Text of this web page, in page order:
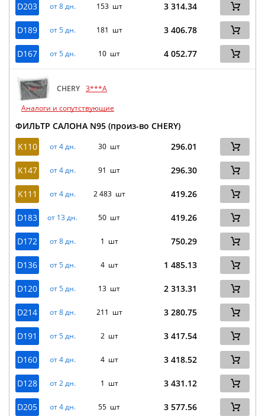
D203 от 8 дн. 153 шт 3 314.34
D189 от 5 дн. 181 шт 3 406.78
D167 от 5 дн. 10 шт 4 052.77
CHERY 3***A
Аналоги и сопутствующие
ФИЛЬТР САЛОНА N95 (произ-во CHERY)
K110
от 4 дн. 30 шт 296.01
K147 от 4 дн. 91 шт 296.30
K111 от 4 дн. 2 483 шт 419.26
D183 от 13 дн. 50 шт 419.26
D172 от 8 дн. 1 шт 750.29
D136 от 5 дн. 4 шт 1 485.13
D120 от 5 дн. 13 шт 2 313.31
D214 от 8 дн. 211 шт 3 280.75
D191 от 5 дн. 2 шт 3 417.54
D160 от 4 дн. 4 шт 3 418.52
D128 от 2 дн. 1 шт 3 431.12
D205 от 4 дн. 55 шт 3 577.56